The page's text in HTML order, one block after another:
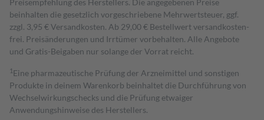
Preisempfehlung des Herstellers. Die angegebenen Preise
beinhalten die gesetzlich vorgeschriebene Mehrwertsteuer, ggf.
zzgl. 3,95 € Versandkosten. Ab 29,00 € Bestell­wert versand­kosten­
frei. Preisänderungen und Irrtümer vorbehalten. Alle Angebote
und Gratis-Beigaben nur solange der Vorrat reicht.
1 Eine pharmazeutische Prüfung der Arzneimittel und sonstigen
Produkte in deinem Warenkorb beinhaltet die Durchführung von
Wechselwirkungschecks und die Prüfung etwaiger
Anwendungshinweise des Herstellers.